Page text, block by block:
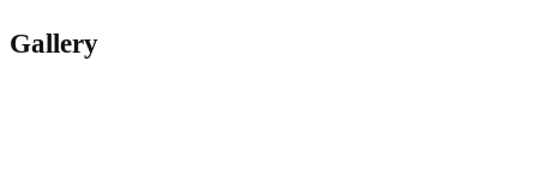
Gallery